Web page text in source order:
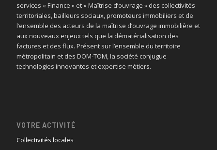
services « Finance » et « Maîtrise d’ouvrage » des collectivités
territoriales, bailleurs sociaux, promoteurs immobiliers et de
l’ensemble des acteurs de la maîtrise d’ouvrage immobilière et
aux nouveaux enjeux tels que la dématérialisation des
factures et des flux. Présent sur l’ensemble du territoire
métropolitain et des DOM-TOM, la société conjugue
technologies innovantes et expertise métiers.
VOTRE ACTIVITÉ
Collectivités locales